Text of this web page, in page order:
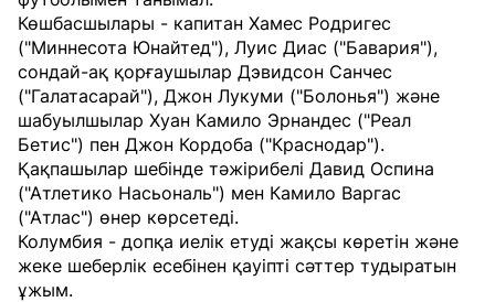
Көшбасшылары - капитан Хамес Родригес
("Миннесота Юнайтед"), Луис Диас ("Бавария"),
сондай-ақ қорғаушылар Дэвидсон Санчес
("Галатасарай"), Джон Лукуми ("Болонья") және
шабуылшылар Хуан Камило Эрнандес ("Реал
Бетис") пен Джон Кордоба ("Краснодар").
Қақпашылар шебінде тәжірибелі Давид Оспина
("Атлетико Насьональ") мен Камило Варгас
("Атлас") өнер көрсетеді.
Колумбия - допқа иелік етуді жақсы көретін және
жеке шеберлік есебінен қауіпті сәттер тудыратын
ұжым.